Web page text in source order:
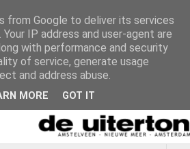
from Google to deliver its services
IP address and user-agent are
with performance and security
of service, generate usage
and address abuse.
MORE GOT IT